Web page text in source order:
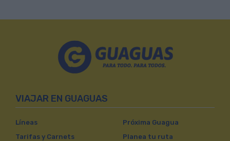
VIAJAR EN GUAGUAS
Líneas
Tarifas y Carnets
Próxima Guagua
Planea tu ruta